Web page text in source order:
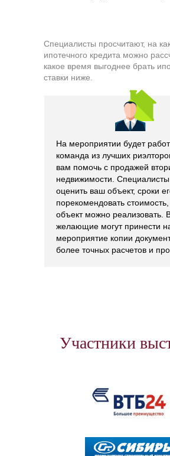
Специалисты просчитают, на
ипотечного кредита можно
какое время выгоднее брать
ставки ниже.
На мероприятии будет
команда из лучших
вам помочь с продажей
недвижимости. Специалисты
оценить ваш объект, сроки
порекомендовать
объект можно реализовать.
желающие могут принести
мероприятие копии
более точных расчетов и
Участники